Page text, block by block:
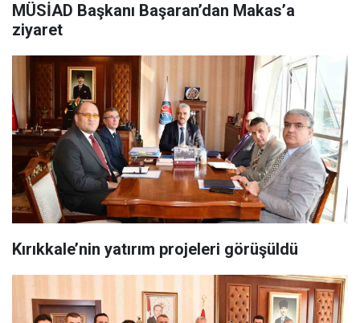
MÜSİAD Başkanı Başaran’dan Makas’a
ziyaret
Kırıkkale’nin yatırım projeleri görüşüldü